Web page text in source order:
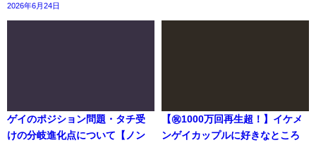
2026年6月24日
ゲイのポジション問題・タチ受
けの分岐進化点について【ノン
【㊗️1000万回再生超！】イケメ
ンゲイカップルに好きなところ